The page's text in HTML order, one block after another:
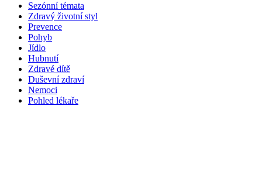
Sezónní témata
Zdravý životní styl
Prevence
Pohyb
Jídlo
Hubnutí
Zdravé dítě
Duševní zdraví
Nemoci
Pohled lékaře